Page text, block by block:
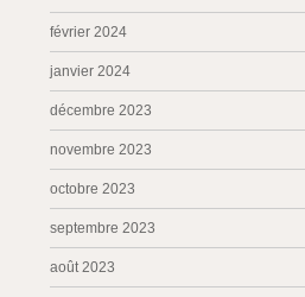
février 2024
janvier 2024
décembre 2023
novembre 2023
octobre 2023
septembre 2023
août 2023